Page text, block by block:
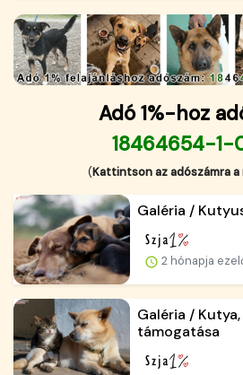
Adó 1%-hoz
18464654-1-
(Kattintson az adószámra a
Galéria /
2 hónapja
Galéria /
támogatása